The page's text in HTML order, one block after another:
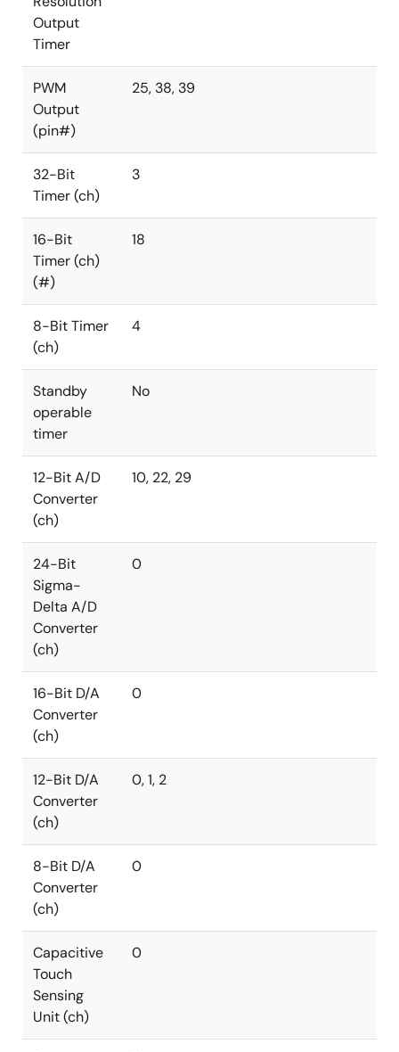
Output
Timer
PWM
Output
(pin#)
25, 38, 39
32-Bit
Timer (ch)
3
16-Bit
Timer (ch)
(#)
18
8-Bit Timer
(ch)
4
Standby
operable
timer
No
12-Bit A/D
Converter
(ch)
10, 22, 29
24-Bit
Sigma-
Delta A/D
Converter
(ch)
0
16-Bit D/A
Converter
(ch)
0
12-Bit D/A
Converter
(ch)
0, 1, 2
8-Bit D/A
Converter
(ch)
0
Capacitive
Touch
Sensing
Unit (ch)
0